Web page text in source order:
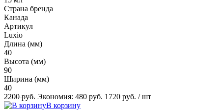
Страна бренда
Канада
Артикул
Luxio
Длина (мм)
40
Высота (мм)
90
Ширина (мм)
40
2200 руб. Экономия: 480 руб. 1720 руб. / шт
В корзину